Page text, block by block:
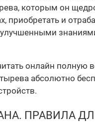
которым он
приобретать и
онлайн полную
абсолютно
ПРАВИЛА